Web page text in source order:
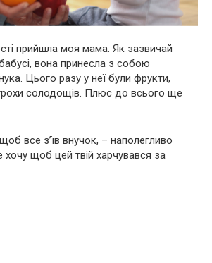
прийшла моя мама. Як зазвичай
вона принесла з собою
Цього разу у неї були фрукти,
солодощів. Плюс до всього ще
все з’їв внучок, – наполегливо
щоб цей твій харчувався за